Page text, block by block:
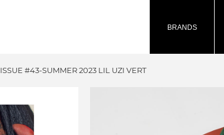
BRANDS
ISSUE #43-SUMMER 2023 LIL UZI VERT